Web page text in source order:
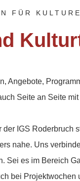
FÜR
Angebote,
Seite an Seite
IGS Roderbruch
nahe. Uns
Sei es im Bereich
bei Projektwochen